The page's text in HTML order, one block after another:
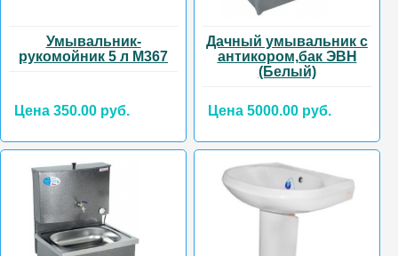
Умывальник-
рукомойник 5 л М367
Цена 350.00 руб.
Дачный умывальник с
антикором,бак ЭВН
(Белый)
Цена 5000.00 руб.